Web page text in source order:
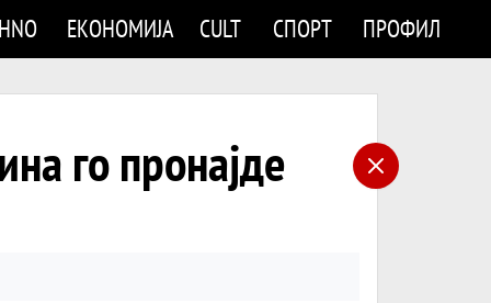
ЕКОНОМИЈА CULT СПОРТ ПРОФИЛ
го пронајде